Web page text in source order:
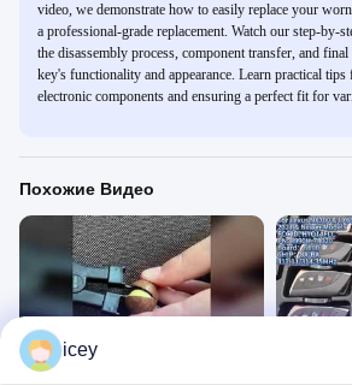
video, we demonstrate how to easily replace your
a professional-grade replacement. Watch our step-by-
the disassembly process, component transfer, and
key's functionality and appearance. Learn practical
electronic components and ensuring a perfect fit for
Похожие Видео
Инструмент для открытия ключа
icey